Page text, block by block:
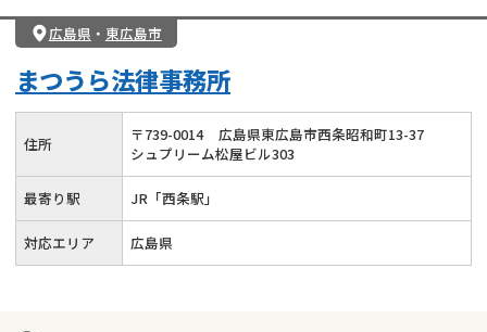
広島県 ・ 東広島市
まつうら法律事務所
住所 〒739-0014
広島県東広島市西条昭和町13-37
シュプリーム松屋ビル303
最寄り駅 JR「西条駅」
対応エリア 広島県